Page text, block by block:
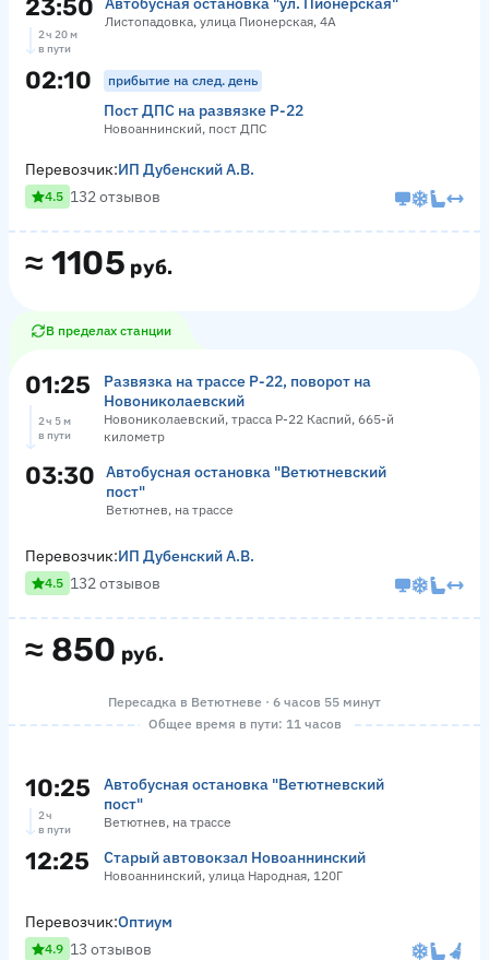
23:50 Листопадовка, улица Пионерская, 4А
2 ч 20 м
в пути
02:10 прибытие на след. день
Пост ДПС на развязке Р-22
Новоаннинский, пост ДПС
≈ 1105 руб.
Перевозчик:ИП Дубенский А.В.
4.5 132 отзывов
В пределах станции
01:25
Развязка на трассе Р-22, поворот на
Новониколаевский
Новониколаевский, трасса Р-22 Каспий, 665-й
километр
2 ч 5 м
в пути
03:30
Автобусная остановка "Ветютневский
пост"
Ветютнев, на трассе
≈ 850 руб.
Перевозчик:ИП Дубенский А.В.
4.5 132 отзывов
Пересадка в Ветютневе · 6 часов 55 минут
Общее время в пути: 11 часов
10:25
Автобусная остановка "Ветютневский
пост"
Ветютнев, на трассе
2 ч
в пути
12:25 Старый автовокзал Новоаннинский
Новоаннинский, улица Народная, 120Г
Перевозчик:Оптиум
4.9 13 отзывов